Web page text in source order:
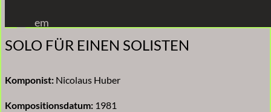
Inhalt
springen
em
SOLO FÜR EINEN SOLISTEN
Komponist: Nicolaus Huber
Kompositionsdatum: 1981